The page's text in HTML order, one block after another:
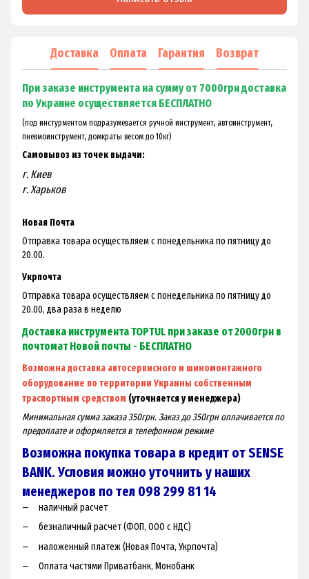
Доставка Оплата Гарантия Возврат
При заказе инструмента на сумму от 7000грн доставка
по Украине осуществляется БЕСПЛАТНО
(под инстурментом подразумевается ручной инструмент, автоинструмент,
пневмоинструмент, домкраты весом до 10кг)
Самовывоз из точек выдачи:
г. Киев
г. Харьков
Новая Почта
Отправка товара осуществляем с понедельника по пятницу до
20.00.
Укрпочта
Отправка товара осуществляем с понедельника по пятницу до
20.00, два раза в неделю
Доставка инструмента TOPTUL при заказе от 2000грн в
почтомат Новой почты - БЕСПЛАТНО
Возможна доставка автосервисного и шиномонтажного
оборудование по территории Украины собственным
траспортным средством (уточняется у менеджера)
Минимальная сумма заказа 350грн. Заказ до 350грн оплачивается по
предоплате и оформляется в телефонном режиме
Возможна покупка товара в кредит от SENSE
BANK. Условия можно уточнить у наших
менеджеров по тел 098 299 81 14
наличный расчет
безналичный расчет (ФОП, ООО с НДС)
наложенный платеж (Новая Почта, Укрпочта)
Оплата частями Приватбанк, Монобанк